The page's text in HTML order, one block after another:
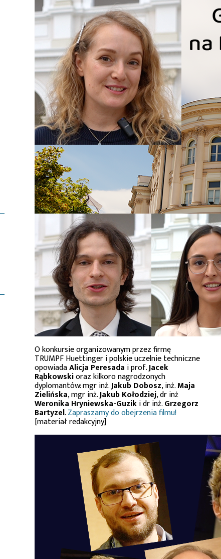
O konkursie organizowanym przez firmę
TRUMPF Huettinger i polskie uczelnie techniczne
opowiadaAlicja Peresada i prof.Jacek
Rąbkowskioraz kilkoro nagrodzonych
dyplomantów: mgr inż.Jakub Dobosz, inż.Maja
Zielińska, mgr inż.Jakub Kołodziej, dr inż
Weronika Hryniewska-Guziki dr inż.Grzegorz
Bartyzel.Zapraszamy do obejrzenia filmu!
[materiał redakcyjny]